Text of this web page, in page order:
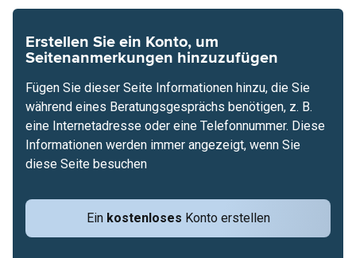
Erstellen Sie ein Konto, um
Seitenanmerkungen hinzuzufügen
Ein kostenloses Konto erstellen
Fügen Sie dieser Seite Informationen hinzu, die Sie
während eines Beratungsgesprächs benötigen, z. B.
eine Internetadresse oder eine Telefonnummer. Diese
Informationen werden immer angezeigt, wenn Sie
diese Seite besuchen